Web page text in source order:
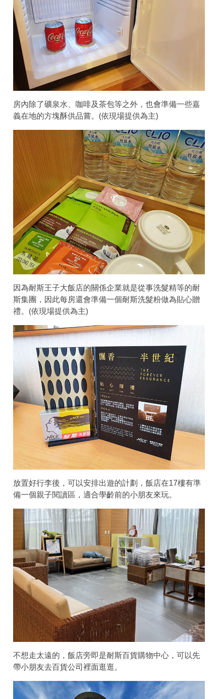
房內除了礦泉水、咖啡及茶包等之外，也會準備一些嘉
義在地的方塊酥供品嘗。(依現場提供為主)
因為耐斯王子大飯店的關係企業就是從事洗髮精等的耐
斯集團，因此每房還會準備一個耐斯洗髮粉做為貼心贈
禮。(依現場提供為主)
放置好行李後，可以安排出遊的計劃，飯店在17樓有準
備一個親子閱讀區，適合學齡前的小朋友來玩。
不想走太遠的，飯店旁即是耐斯百貨購物中心，可以先
帶小朋友去百貨公司裡面逛逛。